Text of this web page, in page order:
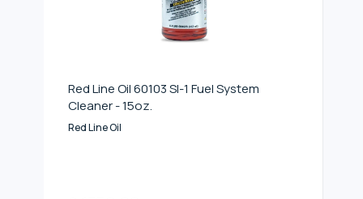
Red Line Oil 60103 SI-1 Fuel System
Cleaner - 15oz.
Red Line Oil